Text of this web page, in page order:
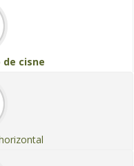
de cisne